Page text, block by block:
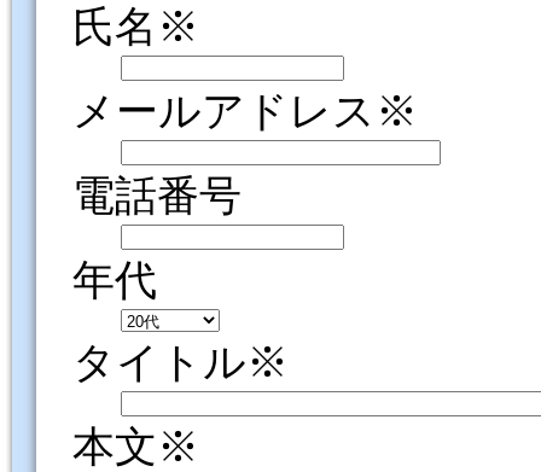
氏名※
メールアドレス※
電話番号
年代
タイトル※
本文※